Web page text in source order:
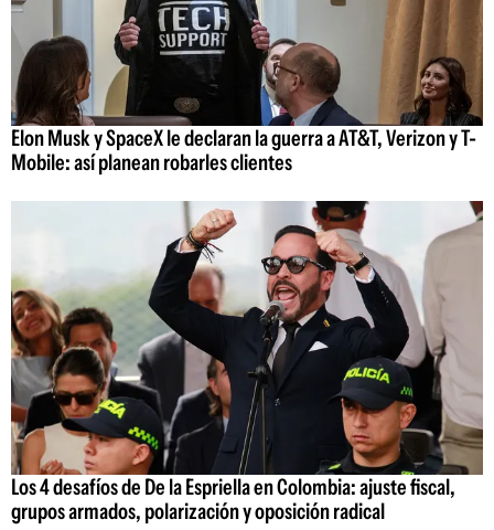
Elon Musk y SpaceX le declaran la guerra a AT&T, Verizon y T-
Mobile: así planean robarles clientes
Los 4 desafíos de De la Espriella en Colombia: ajuste fiscal,
grupos armados, polarización y oposición radical